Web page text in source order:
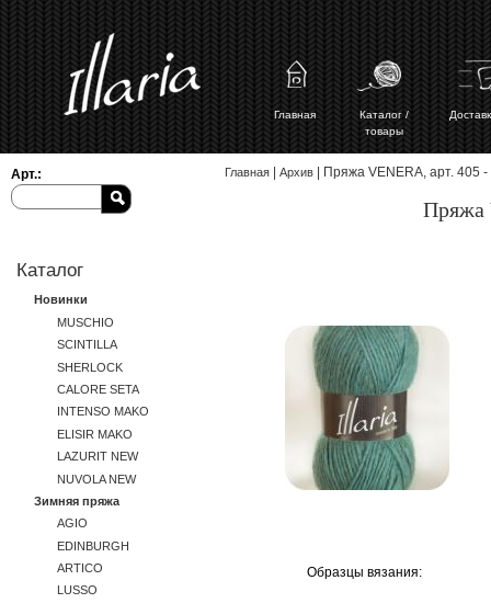
Главная
Каталог /
товары
Арт.:
Каталог
Новинки
MUSCHIO
SCINTILLA
SHERLOCK
CALORE SETA
INTENSO MAKO
ELISIR MAKO
LAZURIT NEW
NUVOLA NEW
Зимняя пряжа
AGIO
EDINBURGH
ARTICO
LUSSO
Вы здесь
Главная Архив | Пряжа VENERA, арт. 405
Пряжа
Образцы вязания: